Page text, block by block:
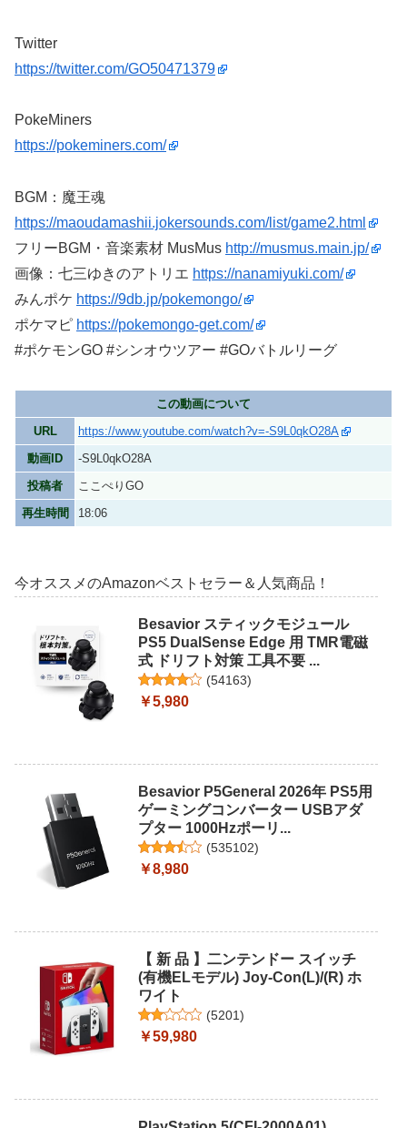
Twitter
https://twitter.com/GO50471379
PokeMiners
https://pokeminers.com/
BGM：魔王魂
https://maoudamashii.jokersounds.com/list/game2.html
フリーBGM・音楽素材 MusMus http://musmus.main.jp/
画像：七三ゆきのアトリエ https://nanamiyuki.com/
みんポケ https://9db.jp/pokemongo/
ポケマピ https://pokemongo-get.com/
#ポケモンGO #シンオウツアー #GOバトルリーグ
この動画について
URL
https://www.youtube.com/watch?v=-S9L0qkO28A
動画ID
-S9L0qkO28A
投稿者
ここぺりGO
再生時間
18:06
今オススメのAmazonベストセラー＆人気商品！
Besavior スティックモジュール
PS5 DualSense Edge 用 TMR電磁
式 ドリフト対策 工具不要 ...
(54163)
￥5,980
Besavior P5General 2026年 PS5用
ゲーミングコンバーター USBアダ
プター 1000Hzポーリ...
(535102)
￥8,980
【 新 品 】二ンテンドー スイッチ
(有機ELモデル) Joy-Con(L)/(R) ホ
ワイト
(5201)
￥59,980